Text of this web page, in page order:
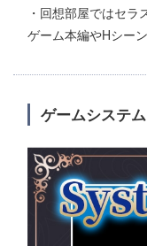
・回想部屋ではセラ
ゲーム本編やHシー
ゲームシステム